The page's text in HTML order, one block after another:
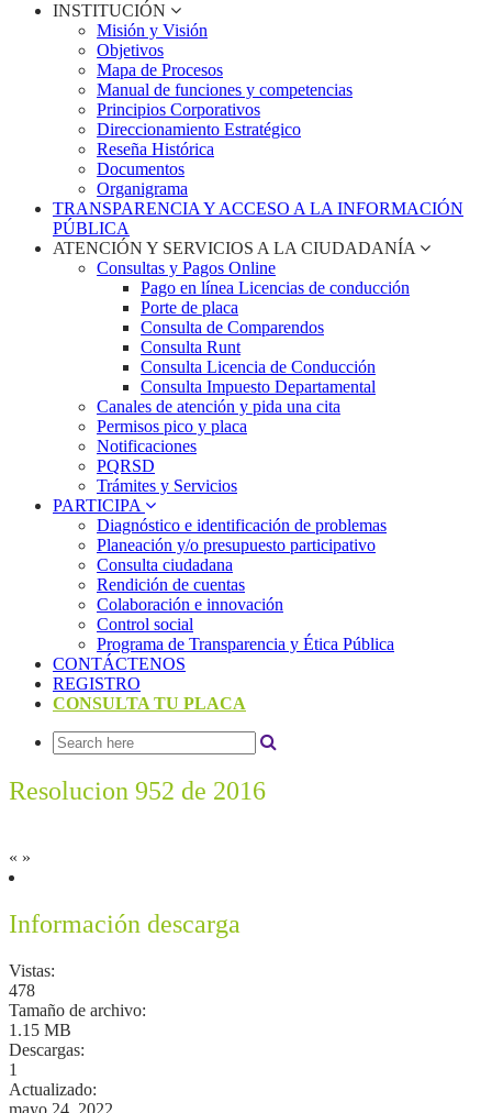
INSTITUCIÓN
Misión y Visión
Objetivos
Mapa de Procesos
Manual de funciones y competencias
Principios Corporativos
Direccionamiento Estratégico
Reseña Histórica
Documentos
Organigrama
TRANSPARENCIA Y ACCESO A LA INFORMACIÓN
PÚBLICA
ATENCIÓN Y SERVICIOS A LA CIUDADANÍA
Consultas y Pagos Online
Pago en línea Licencias de conducción
Porte de placa
Consulta de Comparendos
Consulta Runt
Consulta Licencia de Conducción
Consulta Impuesto Departamental
Canales de atención y pida una cita
Permisos pico y placa
Notificaciones
PQRSD
Trámites y Servicios
PARTICIPA
Diagnóstico e identificación de problemas
Planeación y/o presupuesto participativo​
Consulta ciudadana
Rendición de cuentas
Colaboración e innovación
Control social
Programa de Transparencia y Ética Pública
CONTÁCTENOS
REGISTRO
CONSULTA TU PLACA
Resolucion 952 de 2016
« »
Información descarga
Vistas:
478
Tamaño de archivo:
1.15 MB
Descargas:
1
Actualizado:
mayo 24, 2022